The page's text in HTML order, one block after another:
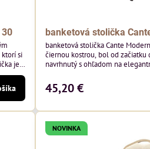
si
je
banketová stolička
banketová stolička Cante
čiernou kostrou, bol od začiatku
navrhnutý s ohľadom na
priestory pre pohostinstvá. Má
bordová zamatové čalúnenie
značky Davis – bordový odtieň s
zamatovým povrchom.
dizajn s modernou funkčnosťou.
pohodlná a pripravená na
45,20 €
NOVINKA